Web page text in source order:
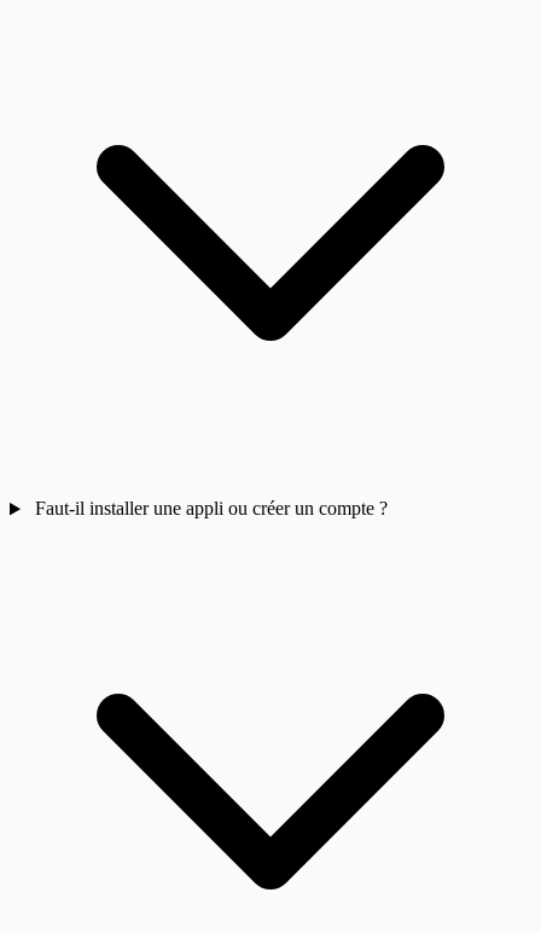
Faut-il installer une appli ou créer un compte ?